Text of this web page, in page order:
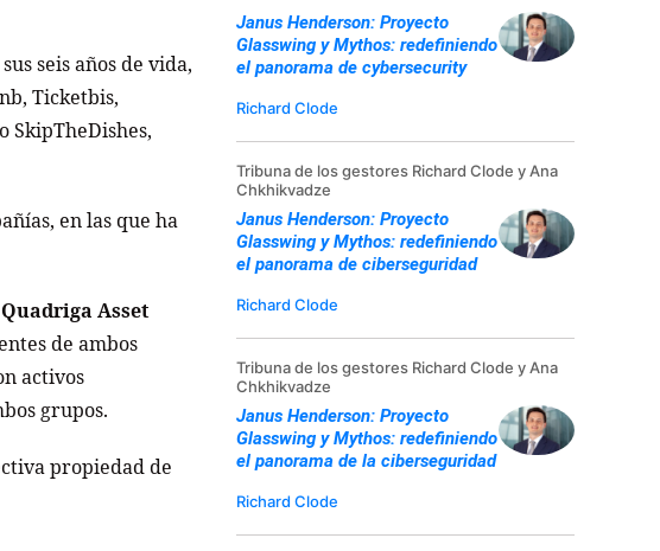
seis años de vida,
Ticketbis,
SkipTheDishes,
en las que ha
Asset
de ambos
activos
grupos.
propiedad de
Janus Henderson: Proyecto
Glasswing y Mythos: redefiniendo
el panorama de cybersecurity
Richard Clode
Tribuna de los gestores Richard Clode y Ana
Chkhikvadze
Janus Henderson: Proyecto
Glasswing y Mythos: redefiniendo
el panorama de ciberseguridad
Richard Clode
Tribuna de los gestores Richard Clode y Ana
Chkhikvadze
Janus Henderson: Proyecto
Glasswing y Mythos: redefiniendo
el panorama de la ciberseguridad
Richard Clode